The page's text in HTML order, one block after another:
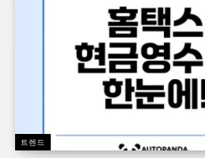
트렌드